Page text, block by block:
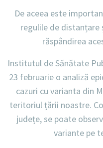
De aceea este
regulile de distanțare
răspândirea
Institutul de Sănătate
23 februarie o analiză
cazuri cu varianta din
teritoriul țării noastre.
județe, se poate
variante pe